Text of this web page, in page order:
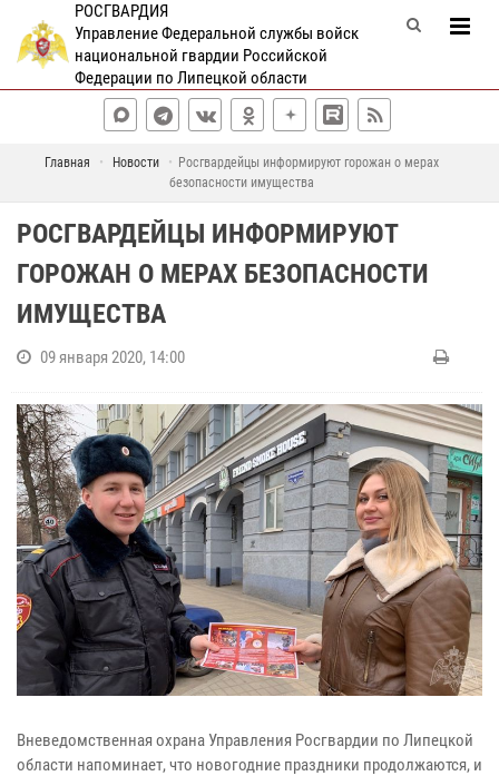
РОСГВАРДИЯ
Управление Федеральной службы войск
национальной гвардии Российской
Федерации по Липецкой области
Главная Новости
Росгвардейцы информируют горожан о мерах
безопасности имущества
РОСГВАРДЕЙЦЫ ИНФОРМИРУЮТ
ГОРОЖАН О МЕРАХ БЕЗОПАСНОСТИ
ИМУЩЕСТВА
09 января 2020, 14:00
Вневедомственная охрана Управления Росгвардии по Липецкой
области напоминает, что новогодние праздники продолжаются, и